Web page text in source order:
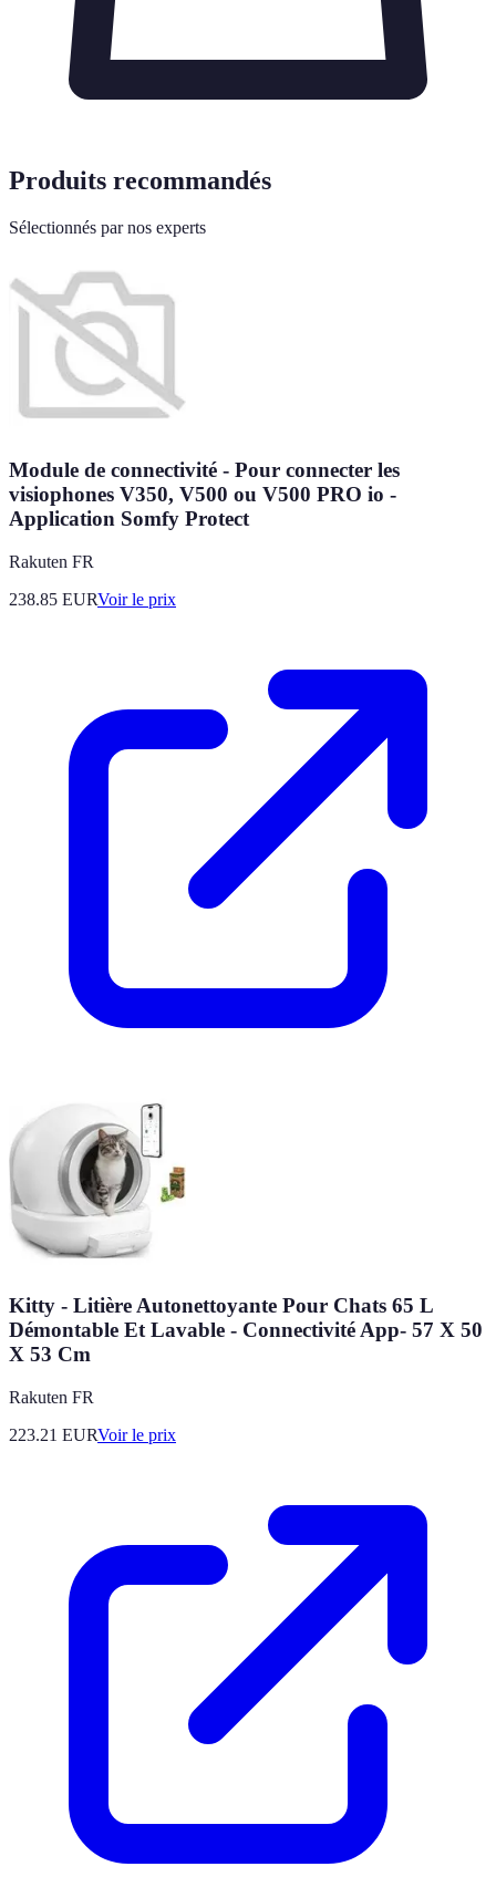
Produits recommandés
Sélectionnés par nos experts
Module de connectivité - Pour connecter les
visiophones V350, V500 ou V500 PRO io -
Application Somfy Protect
Rakuten FR
238.85 EURVoir le prix
Kitty - Litière Autonettoyante Pour Chats 65 L
Démontable Et Lavable - Connectivité App- 57 X 50
X 53 Cm
Rakuten FR
223.21 EURVoir le prix